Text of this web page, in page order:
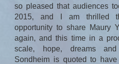
so pleased that audiences
2015, and I am thrilled
opportunity to share Maury
again, and this time in a
scale, hope, dreams and
Sondheim is quoted to